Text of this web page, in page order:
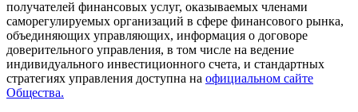
получателей финансовых услуг, оказываемых членами
саморегулируемых организаций в сфере финансового рынка,
объединяющих управляющих, информация о договоре
доверительного управления, в том числе на ведение
индивидуального инвестиционного счета, и стандартных
стратегиях управления доступна на официальном сайте
Общества.